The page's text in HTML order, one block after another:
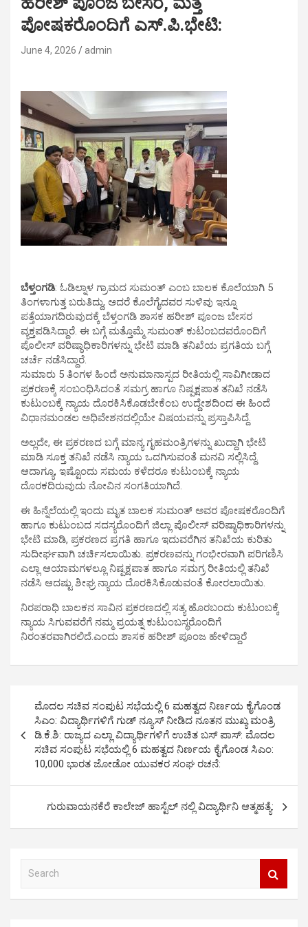
ಪೋಷಕರೊಂದಿಗೆ ಎಸ್.ಪಿ‌.ಭೇಟಿ:
June 4, 2026 admin
ಬೆಳ್ತಂಗಡಿ: ಓಡಿಲ್ನಾಳ ಗ್ರಾಮದ ಸುಮಂತ್ ಎಂಬ ಬಾಲಕ ಕೊಲೆಯಾಗಿ 5
ತಿಂಗಳಾಗುತ್ತ ಬರುತಿದ್ದು, ಅದರೆ ಕೊಲೆಗೈದವರ ಸುಳಿವು ಇನ್ನೂ
ಪತ್ತೆಯಾಗದಿರುವುದಕ್ಕೆ ಬೆಳ್ತಂಗಡಿ ಶಾಸಕ ಹರೀಶ್ ಪೂಂಜ ಬೇಸರ
ವ್ಯಕ್ತಪಡಿಸಿದ್ದಾರೆ. ಈ ಬಗ್ಗೆ ಮತ್ತೊಮ್ಮೆ ಸುಮಂತ್ ಕುಟಂಬದವರೊಂದಿಗೆ
ಪೊಲೀಸ್ ವರಿಷ್ಠಾಧಿಕಾರಿಗಳನ್ನು ಭೇಟಿ ಮಾಡಿ ತನಿಖೆಯ ಪ್ರಗತಿಯ ಬಗ್ಗೆ
ಚರ್ಚೆ ನಡೆಸಿದ್ದಾರೆ.
ಸುಮಾರು 5 ತಿಂಗಳ ಹಿಂದೆ ಅನುಮಾನಾಸ್ಪದ ರೀತಿಯಲ್ಲಿ ಸಾವಿಗೀಡಾದ
ಪ್ರಕರಣಕ್ಕೆ ಸಂಬಂಧಿಸಿದಂತೆ ಸಮಗ್ರ ಹಾಗೂ ನಿಷ್ಪಕ್ಷಪಾತ ತನಿಖೆ ನಡೆಸಿ
ಕುಟುಂಬಕ್ಕೆ ನ್ಯಾಯ ದೊರಕಿಸಿಕೊಡಬೇಕೆಂಬ ಉದ್ದೇಶದಿಂದ ಈ ಹಿಂದೆ
ವಿಧಾನಮಂಡಲ ಅಧಿವೇಶನದಲ್ಲಿಯೇ ವಿಷಯವನ್ನು ಪ್ರಸ್ತಾಪಿಸಿದ್ದೆ.
ಅಲ್ಲದೇ, ಈ ಪ್ರಕರಣದ ಬಗ್ಗೆ ಮಾನ್ಯ ಗೃಹಮಂತ್ರಿಗಳನ್ನು ಖುದ್ದಾಗಿ ಭೇಟಿ
ಮಾಡಿ ಸೂಕ್ತ ತನಿಖೆ ನಡೆಸಿ ನ್ಯಾಯ ಒದಗಿಸುವಂತೆ ಮನವಿ ಸಲ್ಲಿಸಿದ್ದೆ.
ಆದಾಗ್ಯೂ, ಇಷ್ಟೊಂದು ಸಮಯ ಕಳೆದರೂ ಕುಟುಂಬಕ್ಕೆ ನ್ಯಾಯ
ದೊರಕದಿರುವುದು ನೋವಿನ ಸಂಗತಿಯಾಗಿದೆ.
ಈ ಹಿನ್ನೆಲೆಯಲ್ಲಿ ಇಂದು ಮೃತ ಬಾಲಕ ಸುಮಂತ್ ಅವರ ಪೋಷಕರೊಂದಿಗೆ
ಹಾಗೂ ಕುಟುಂಬದ ಸದಸ್ಯರೊಂದಿಗೆ ಜಿಲ್ಲಾ ಪೊಲೀಸ್ ವರಿಷ್ಠಾಧಿಕಾರಿಗಳನ್ನು
ಭೇಟಿ ಮಾಡಿ, ಪ್ರಕರಣದ ಪ್ರಗತಿ ಹಾಗೂ ಇದುವರೆಗಿನ ತನಿಖೆಯ ಕುರಿತು
ಸುದೀರ್ಘವಾಗಿ ಚರ್ಚಿಸಲಾಯಿತು. ಪ್ರಕರಣವನ್ನು ಗಂಭೀರವಾಗಿ ಪರಿಗಣಿಸಿ
ಎಲ್ಲಾ ಆಯಾಮಗಳಲ್ಲೂ ನಿಷ್ಪಕ್ಷಪಾತ ಹಾಗೂ ಸಮಗ್ರ ರೀತಿಯಲ್ಲಿ ತನಿಖೆ
ನಡೆಸಿ ಆದಷ್ಟು ಶೀಘ್ರ ನ್ಯಾಯ ದೊರಕಿಸಿಕೊಡುವಂತೆ ಕೋರಲಾಯಿತು.
ನಿರಪರಾಧಿ ಬಾಲಕನ ಸಾವಿನ ಪ್ರಕರಣದಲ್ಲಿ ಸತ್ಯ ಹೊರಬಂದು ಕುಟುಂಬಕ್ಕೆ
ನ್ಯಾಯ ಸಿಗುವವರೆಗೆ ನಮ್ಮ ಪ್ರಯತ್ನ ಕುಟುಂಬಸ್ಥರೊಂದಿಗೆ
ನಿರಂತರವಾಗಿರಲಿದೆ.ಎಂದು ಶಾಸಕ ಹರೀಶ್ ಪೂಂಜ ಹೇಳಿದ್ದಾರೆ
n
v
a
ಮೊದಲ ಸಚಿವ ಸಂಪುಟ ಸಭೆಯಲ್ಲಿ 6 ಮಹತ್ವದ ನಿರ್ಣಯ ಕೈಗೊಂಡ
ಸಿಎಂ: ವಿದ್ಯಾರ್ಥಿಗಳಿಗೆ ಗುಡ್ ನ್ಯೂಸ್ ನೀಡಿದ ನೂತನ ಮುಖ್ಯ ಮಂತ್ರಿ
ಡಿ.ಕೆ.ಶಿ: ರಾಜ್ಯದ ಎಲ್ಲಾ ವಿದ್ಯಾರ್ಥಿಗಳಿಗೆ ಉಚಿತ ಬಸ್ ಪಾಸ್: ಮೊದಲ
ಸಚಿವ ಸಂಪುಟ ಸಭೆಯಲ್ಲಿ 6 ಮಹತ್ವದ ನಿರ್ಣಯ ಕೈಗೊಂಡ ಸಿಎಂ:
10,000 ಭಾರತ ಜೋಡೋ ಯುವಕರ ಸಂಘ ರಚನೆ:
ಗುರುವಾಯನಕೆರೆ ಕಾಲೇಜ್ ಹಾಸ್ಟೆಲ್ ನಲ್ಲಿ ವಿದ್ಯಾರ್ಥಿನಿ ಆತ್ಮಹತ್ಯೆ: